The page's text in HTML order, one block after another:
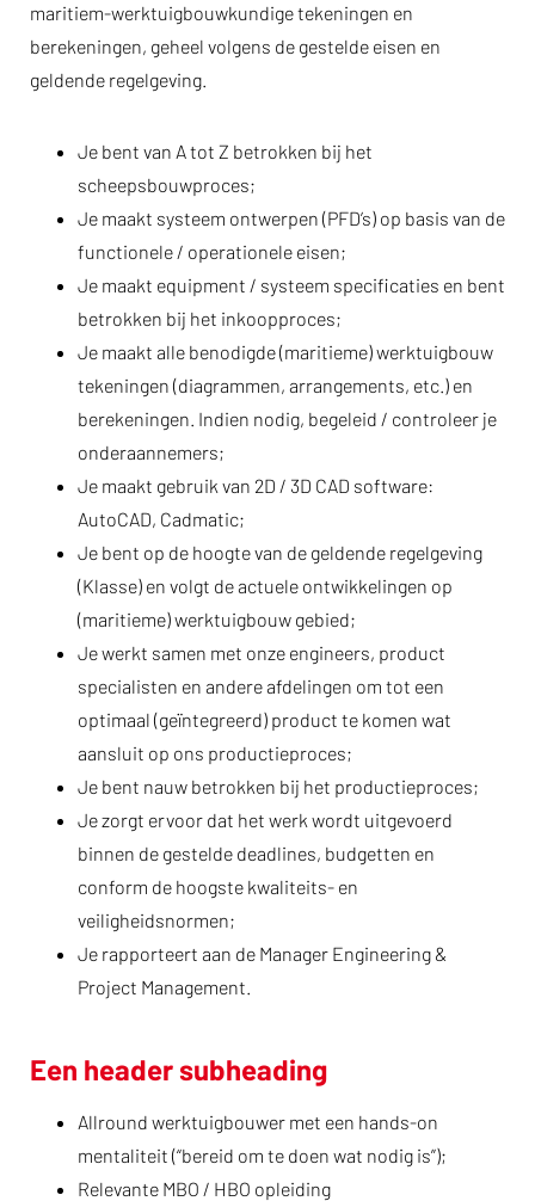
maritiem-werktuigbouwkundige tekeningen en
berekeningen, geheel volgens de gestelde eisen en
geldende regelgeving.
Je bent van A tot Z betrokken bij het
scheepsbouwproces;
Je maakt systeem ontwerpen (PFD’s) op basis van de
functionele / operationele eisen;
Je maakt equipment / systeem specificaties en bent
betrokken bij het inkoopproces;
Je maakt alle benodigde (maritieme) werktuigbouw
tekeningen (diagrammen, arrangements, etc.) en
berekeningen. Indien nodig, begeleid / controleer je
onderaannemers;
Je maakt gebruik van 2D / 3D CAD software:
AutoCAD, Cadmatic;
Je bent op de hoogte van de geldende regelgeving
(Klasse) en volgt de actuele ontwikkelingen op
(maritieme) werktuigbouw gebied;
Je werkt samen met onze engineers, product
specialisten en andere afdelingen om tot een
optimaal (geïntegreerd) product te komen wat
aansluit op ons productieproces;
Je bent nauw betrokken bij het productieproces;
Je zorgt ervoor dat het werk wordt uitgevoerd
binnen de gestelde deadlines, budgetten en
conform de hoogste kwaliteits- en
veiligheidsnormen;
Je rapporteert aan de Manager Engineering &
Project Management.
Een header subheading
Allround werktuigbouwer met een hands-on
mentaliteit (“bereid om te doen wat nodig is”);
Relevante MBO / HBO opleiding